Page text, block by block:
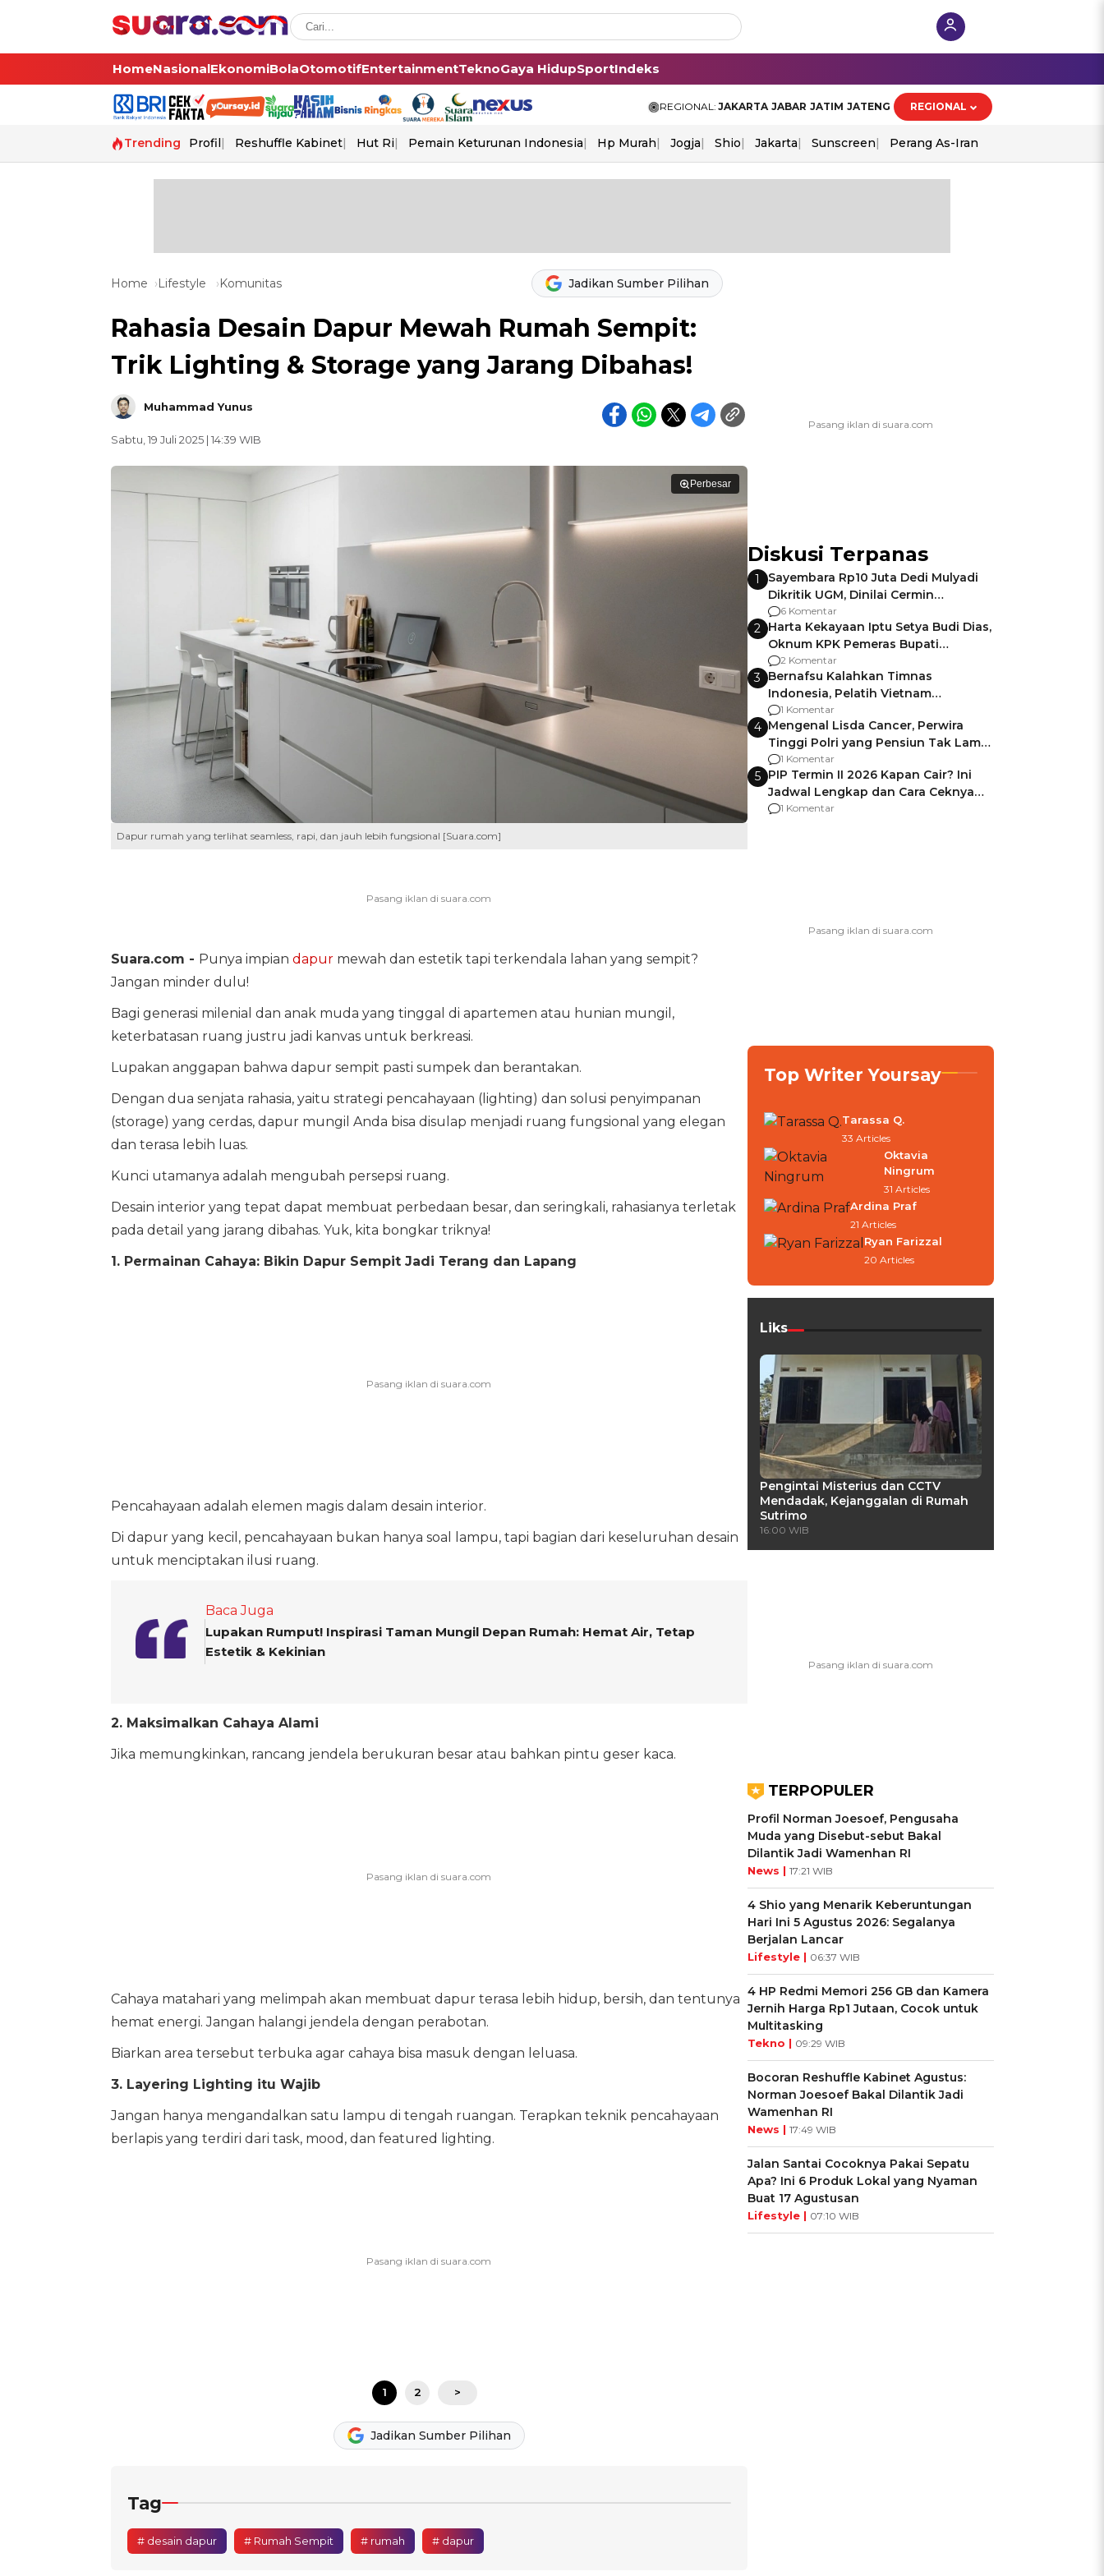
HomeNasionalEkonomiBolaOtomotifEntertainmentTeknoGaya HidupSportIndeks
REGIONAL: JAKARTA JABAR JATIM JATENG REGIONAL
Trending Profil Reshuffle Kabinet Hut Ri Pemain Keturunan Indonesia Hp Murah Jogja Shio Jakarta Sunscreen Perang As-Iran
Home Lifestyle Komunitas Jadikan Sumber Pilihan
Rahasia Desain Dapur Mewah Rumah Sempit:
Trik Lighting & Storage yang Jarang Dibahas!
Muhammad Yunus
Sabtu, 19 Juli 2025 | 14:39 WIB
Perbesar
Dapur rumah yang terlihat seamless, rapi, dan jauh lebih fungsional [Suara.com]
Suara.com - Punya impian dapurmewah dan estetik tapi terkendala lahan yang sempit?
Jangan minder dulu!
Bagi generasi milenial dan anak muda yang tinggal di apartemen atau hunian mungil,
keterbatasan ruang justru jadi kanvas untuk berkreasi.
Lupakan anggapan bahwa dapur sempit pasti sumpek dan berantakan.
Dengan dua senjata rahasia, yaitu strategi pencahayaan (lighting) dan solusi penyimpanan
(storage) yang cerdas, dapur mungil Anda bisa disulap menjadi ruang fungsional yang elegan
dan terasa lebih luas.
Kunci utamanya adalah mengubah persepsi ruang.
Desain interior yang tepat dapat membuat perbedaan besar, dan seringkali, rahasianya terletak
pada detail yang jarang dibahas. Yuk, kita bongkar triknya!
1. Permainan Cahaya: Bikin Dapur Sempit Jadi Terang dan Lapang
Pencahayaan adalah elemen magis dalam desain interior.
Di dapur yang kecil, pencahayaan bukan hanya soal lampu, tapi bagian dari keseluruhan desain
untuk menciptakan ilusi ruang.
Baca Juga
Lupakan Rumput! Inspirasi Taman Mungil Depan Rumah: Hemat Air, Tetap
Estetik & Kekinian
2. Maksimalkan Cahaya Alami
Jika memungkinkan, rancang jendela berukuran besar atau bahkan pintu geser kaca.
Cahaya matahari yang melimpah akan membuat dapur terasa lebih hidup, bersih, dan tentunya
hemat energi. Jangan halangi jendela dengan perabotan.
Biarkan area tersebut terbuka agar cahaya bisa masuk dengan leluasa.
3. Layering Lighting itu Wajib
Jangan hanya mengandalkan satu lampu di tengah ruangan. Terapkan teknik pencahayaan
berlapis yang terdiri dari task, mood, dan featured lighting.
1 2 >
Jadikan Sumber Pilihan
Tag
# desain dapur # Rumah Sempit # rumah # dapur
Diskusi Terpanas
1
Sayembara Rp10 Juta Dedi Mulyadi
Dikritik UGM, Dinilai Cermin
Gagalnya Negara Jamin Keamanan
6 Komentar
2 Harta Kekayaan Iptu Setya Budi Dias,
Oknum KPK Pemeras Bupati
Pemalang
2 Komentar
3 Bernafsu Kalahkan Timnas
Indonesia, Pelatih Vietnam
Berencana Pakai Jimat di Pakansari
1 Komentar
4 Mengenal Lisda Cancer, Perwira
Tinggi Polri yang Pensiun Tak Lama
Usai Jadi Brigjen
1 Komentar
5 PIP Termin II 2026 Kapan Cair? Ini
Jadwal Lengkap dan Cara Ceknya
agar Dana Tidak Hangus!
1 Komentar
Top Writer Yoursay
Tarassa Q.
33 Articles
Oktavia
Ningrum
31 Articles
Ardina Praf
21 Articles
Ryan Farizzal
20 Articles
Liks
Pengintai Misterius dan CCTV
Mendadak, Kejanggalan di Rumah
Sutrimo
16:00 WIB
TERPOPULER
Profil Norman Joesoef, Pengusaha
Muda yang Disebut-sebut Bakal
Dilantik Jadi Wamenhan RI
News | 17:21 WIB
4 Shio yang Menarik Keberuntungan
Hari Ini 5 Agustus 2026: Segalanya
Berjalan Lancar
Lifestyle | 06:37 WIB
4 HP Redmi Memori 256 GB dan Kamera
Jernih Harga Rp1 Jutaan, Cocok untuk
Multitasking
Tekno | 09:29 WIB
Bocoran Reshuffle Kabinet Agustus:
Norman Joesoef Bakal Dilantik Jadi
Wamenhan RI
News | 17:49 WIB
Jalan Santai Cocoknya Pakai Sepatu
Apa? Ini 6 Produk Lokal yang Nyaman
Buat 17 Agustusan
Lifestyle | 07:10 WIB